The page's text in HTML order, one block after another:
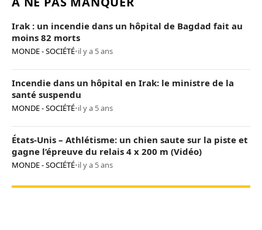
Irak : un incendie dans un hôpital de Bagdad fait au
moins 82 morts
MONDE - SOCIÉTÉ•il y a 5 ans
Incendie dans un hôpital en Irak: le ministre de la
santé suspendu
MONDE - SOCIÉTÉ•il y a 5 ans
États-Unis – Athlétisme: un chien saute sur la piste et
gagne l’épreuve du relais 4 x 200 m (Vidéo)
MONDE - SOCIÉTÉ•il y a 5 ans